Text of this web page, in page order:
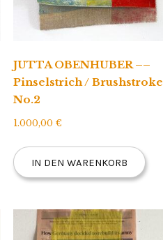
JUTTA OBENHUBER ––
Pinselstrich / Brushstroke
No.2
1.000,00 €
IN DEN WARENKORB